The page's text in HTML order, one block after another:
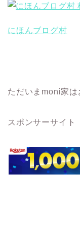
にほんブログ村
ただいまmoni家は
スポンサーサイト